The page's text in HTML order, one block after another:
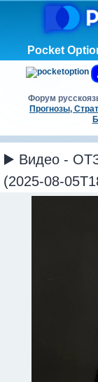
Pocket
Форум
Прогнозы,
▶️ Видео -
(2025-08-